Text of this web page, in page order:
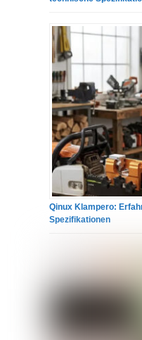
Qinux Klampero:
Spezifikationen